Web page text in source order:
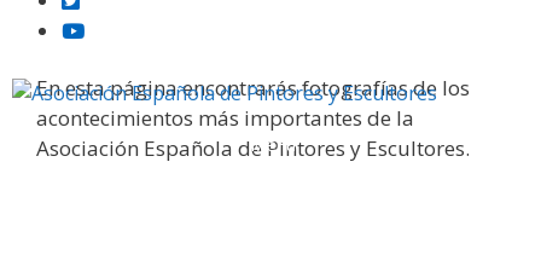
Menú
En esta página encontrarás fotografías de los
acontecimientos más importantes de la
Asociación Española de Pintores y Escultores.